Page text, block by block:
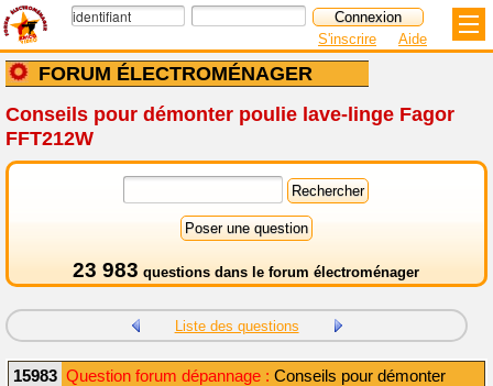
FORUM ÉLECTROMÉNAGER
S'inscrire Aide
Conseils pour démonter poulie lave-linge Fagor
FFT212W
23 983 questions dans le forum électroménager
Liste des questions
15983 Question forum dépannage : Conseils pour démonter